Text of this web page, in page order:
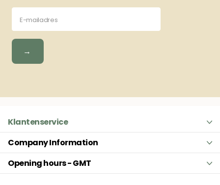
→
Klantenservice
Company Information
Opening hours - GMT